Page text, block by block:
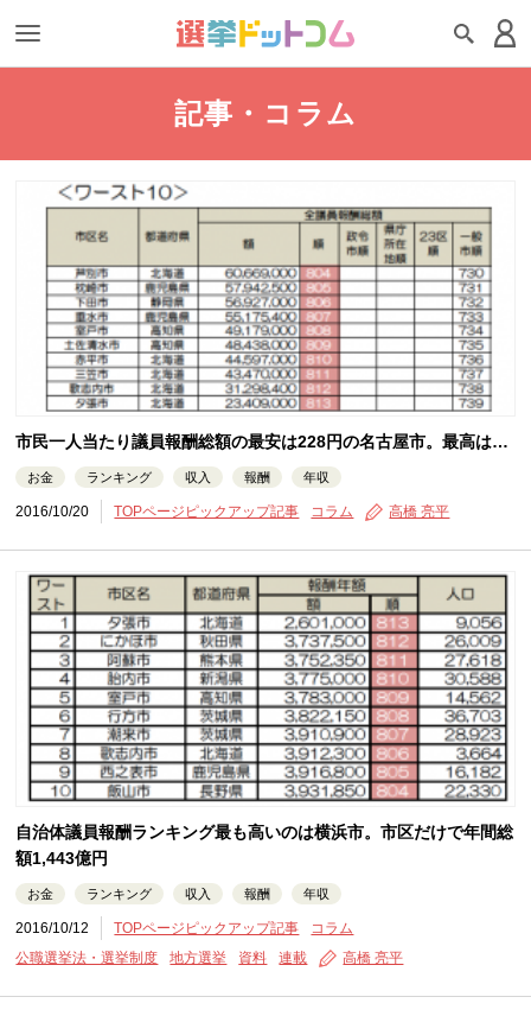
記事・コラム
市民一人当たり議員報酬総額の最安は228円の名古屋市。最高は…
お金 ランキング 収入 報酬 年収
2016/10/20 TOPページピックアップ記事 コラム 高橋 亮平
自治体議員報酬ランキング最も高いのは横浜市。市区だけで年間総
額1,443億円
お金 ランキング 収入 報酬 年収
2016/10/12 TOPページピックアップ記事
コラム
公職選挙法・選挙制度
地方選挙 資料 連載 高橋 亮平